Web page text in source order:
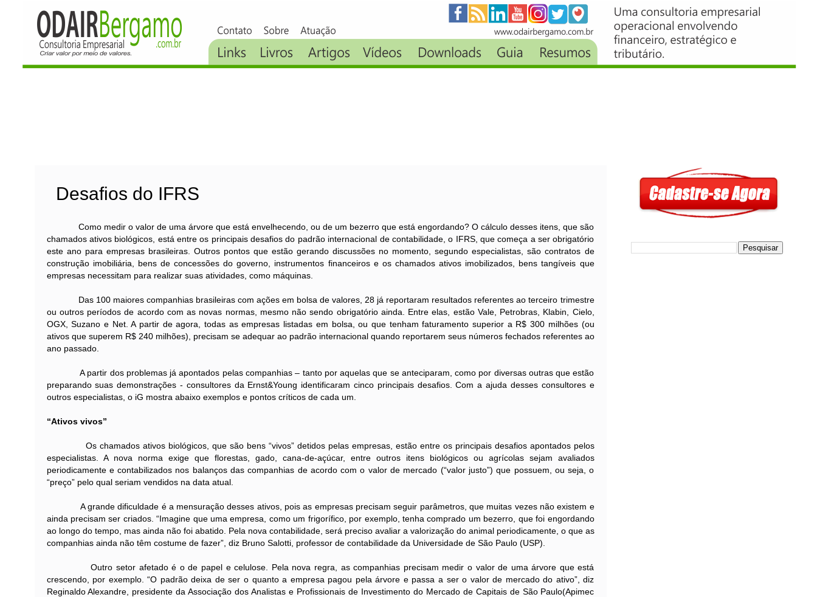
Desafios do IFRS
Como medir o valor de uma árvore que está envelhecendo, ou de um bezerro que está engordando? O cálculo desses itens, que são
chamados ativos biológicos, está entre os principais desafios do padrão internacional de contabilidade, o IFRS, que começa a ser obrigatório
este ano para empresas brasileiras. Outros pontos que estão gerando discussões no momento, segundo especialistas, são contratos de
construção imobiliária, bens de concessões do governo, instrumentos financeiros e os chamados ativos imobilizados, bens tangíveis que
empresas necessitam para realizar suas atividades, como máquinas.
Das 100 maiores companhias brasileiras com ações em bolsa de valores, 28 já reportaram resultados referentes ao terceiro trimestre
ou outros períodos de acordo com as novas normas, mesmo não sendo obrigatório ainda. Entre elas, estão Vale, Petrobras, Klabin, Cielo,
OGX, Suzano e Net. A partir de agora, todas as empresas listadas em bolsa, ou que tenham faturamento superior a R$ 300 milhões (ou
ativos que superem R$ 240 milhões), precisam se adequar ao padrão internacional quando reportarem seus números fechados referentes ao
ano passado.
A partir dos problemas já apontados pelas companhias – tanto por aquelas que se anteciparam, como por diversas outras que estão
preparando suas demonstrações - consultores da Ernst&Young identificaram cinco principais desafios. Com a ajuda desses consultores e
outros especialistas, o iG mostra abaixo exemplos e pontos críticos de cada um.
“Ativos vivos”
Os chamados ativos biológicos, que são bens “vivos” detidos pelas empresas, estão entre os principais desafios apontados pelos
especialistas. A nova norma exige que florestas, gado, cana-de-açúcar, entre outros itens biológicos ou agrícolas sejam avaliados
periodicamente e contabilizados nos balanços das companhias de acordo com o valor de mercado (“valor justo”) que possuem, ou seja, o
“preço” pelo qual seriam vendidos na data atual.
A grande dificuldade é a mensuração desses ativos, pois as empresas precisam seguir parâmetros, que muitas vezes não existem e
ainda precisam ser criados. “Imagine que uma empresa, como um frigorífico, por exemplo, tenha comprado um bezerro, que foi engordando
ao longo do tempo, mas ainda não foi abatido. Pela nova contabilidade, será preciso avaliar a valorização do animal periodicamente, o que as
companhias ainda não têm costume de fazer”, diz Bruno Salotti, professor de contabilidade da Universidade de São Paulo (USP).
Outro setor afetado é o de papel e celulose. Pela nova regra, as companhias precisam medir o valor de uma árvore que está
crescendo, por exemplo. “O padrão deixa de ser o quanto a empresa pagou pela árvore e passa a ser o valor de mercado do ativo”, diz
Reginaldo Alexandre, presidente da Associação dos Analistas e Profissionais de Investimento do Mercado de Capitais de São Paulo(Apimec